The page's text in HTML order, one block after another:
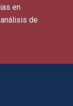
en
de